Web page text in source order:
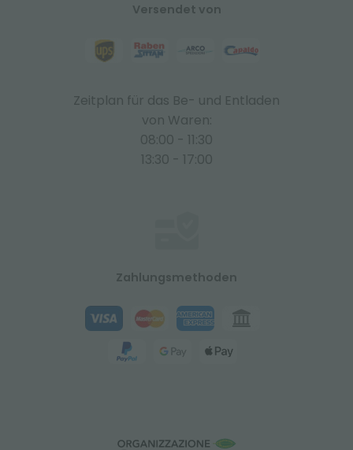
Versendet von
Zeitplan für das Be- und Entladen
von Waren:
08:00 - 11:30
13:30 - 17:00
Zahlungsmethoden